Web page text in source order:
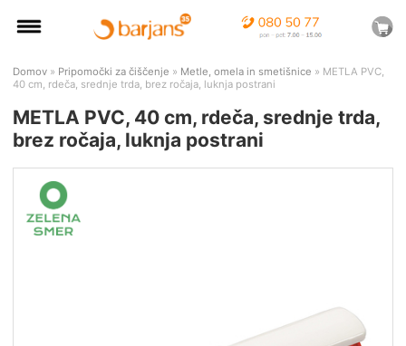
Domov » Pripomočki za čiščenje » Metle, omela in smetišnice » METLA PVC,
40 cm, rdeča, srednje trda, brez ročaja, luknja postrani
METLA PVC, 40 cm, rdeča, srednje trda,
brez ročaja, luknja postrani